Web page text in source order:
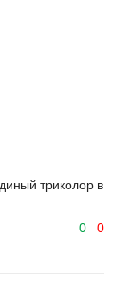
триколор в
0
0